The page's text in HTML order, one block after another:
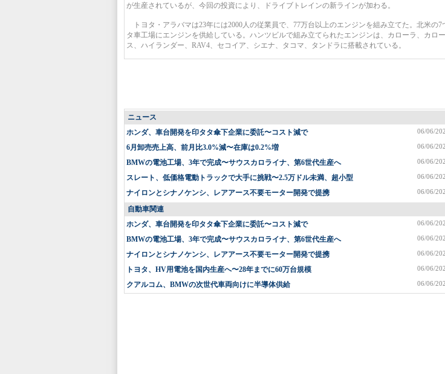
が生産されているが、今回の投資により、ドライブトレインの新ラインが加わる。
トヨタ・アラバマは23年には2000人の従業員で、77万台以上のエンジンを組み立てた。北米の7
タ車工場にエンジンを供給している。ハンツビルで組み立てられたエンジンは、カローラ、カロ
ス、ハイランダー、RAV4、セコイア、シエナ、タコマ、タンドラに搭載されている。
ニュース
06/06/
ホンダ、車台開発を印タタ傘下企業に委託〜コスト減で
06/06/
6月卸売売上高、前月比3.0%減〜在庫は0.2%増
06/06/
BMWの電池工場、3年で完成〜サウスカロライナ、第6世代生産へ
06/06/
スレート、低価格電動トラックで大手に挑戦〜2.5万ドル未満、超小型
06/06/
ナイロンとシナノケンシ、レアアース不要モーター開発で提携
自動車関連
06/06/
ホンダ、車台開発を印タタ傘下企業に委託〜コスト減で
06/06/
BMWの電池工場、3年で完成〜サウスカロライナ、第6世代生産へ
06/06/
ナイロンとシナノケンシ、レアアース不要モーター開発で提携
06/06/
トヨタ、HV用電池を国内生産へ〜28年までに60万台規模
06/06/
クアルコム、BMWの次世代車両向けに半導体供給